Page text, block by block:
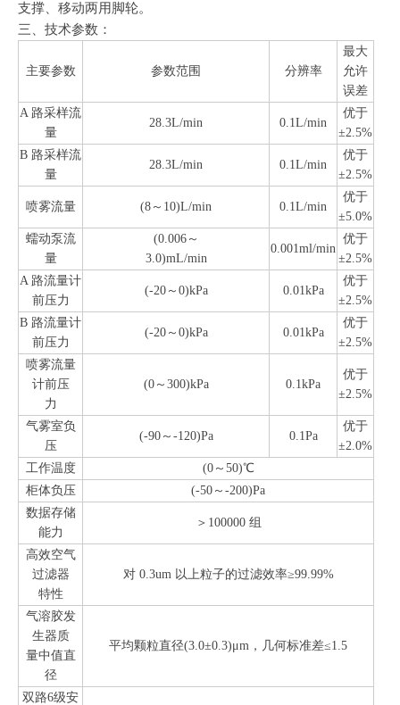
支撑、移动两用脚轮。
三、技术参数：
主要参数 参数范围 分辨率
最大
允许
误差
A 路采样流
量
28.3L/min 0.1L/min
优于
±2.5%
B 路采样流
量
28.3L/min 0.1L/min
优于
±2.5%
喷雾流量 (8～10)L/min 0.1L/min
优于
±5.0%
蠕动泵流
量
(0.006～
3.0)mL/min
0.001ml/min
优于
±2.5%
A 路流量计
前压力
(-20～0)kPa 0.01kPa
优于
±2.5%
B 路流量计
前压力
(-20～0)kPa 0.01kPa
优于
±2.5%
喷雾流量
计前压
力
(0～300)kPa 0.1kPa
优于
±2.5%
气雾室负
压
(-90～-120)Pa 0.1Pa
优于
±2.0%
工作温度
(0～50)℃
柜体负压
(-50～-200)Pa
数据存储
能力
＞100000 组
高效空气
过滤器
特性
对 0.3um 以上粒子的过滤效率≥99.99%
气溶胶发
生器质
量中值直
径
平均颗粒直径(3.0±0.3)μm，几何标准差≤1.5
双路6级安